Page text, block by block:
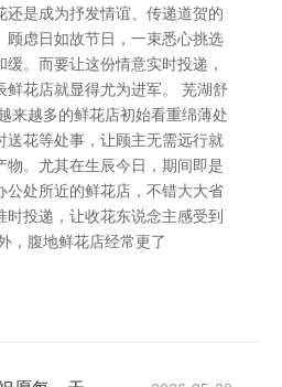
还是成为抒发情谊、传递道贺的
顾虑日如故节日，一束悉心挑选
。而要让这份情意实时投递，
鲜花店就显得尤为进军。 芜湖舒
来越多的鲜花店初始看重绵薄处
送花等处事，让顾主无需远行就
物。尤其在生辰今日，期间即是
公处所近的鲜花店，不错大大省
投递，让收花东说念主感受到
，腹地鲜花店经常更了